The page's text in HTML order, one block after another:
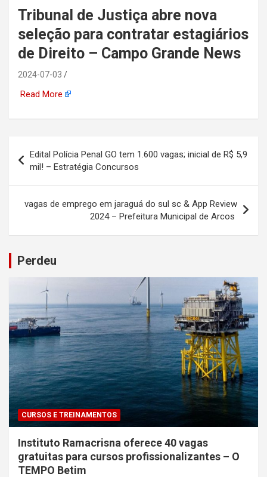
automotiva, mineração,
indústria naval, etc
Tribunal de Justiça abre nova
seleção para contratar estagiários
de Direito – Campo Grande News
2024-07-03
Read More
de
Post
Edital Polícia Penal GO tem 1.600 vagas; inicial de R$ 5,9
mil! – Estratégia Concursos
vagas de emprego em jaraguá do sul sc & App Review
2024 – Prefeitura Municipal de Arcos
Perdeu
CURSOS E TREINAMENTOS
Instituto Ramacrisna oferece 40 vagas
gratuitas para cursos profissionalizantes – O
TEMPO Betim